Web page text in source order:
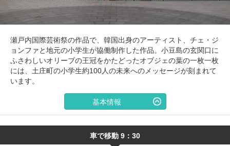
瀬戸内国際芸術祭の作品で、韓国出身のアーティスト、チェ・ジ
ョンファと地元の小学生が協働制作した作品。小豆島の玄関口に
ふさわしいオリーブの王冠をかたどったオブジェの葉の一枚一枚
には、土庄町の小学生約100人の未来へのメッセージが刻まれて
います。
基本情報
車で移動 9：30